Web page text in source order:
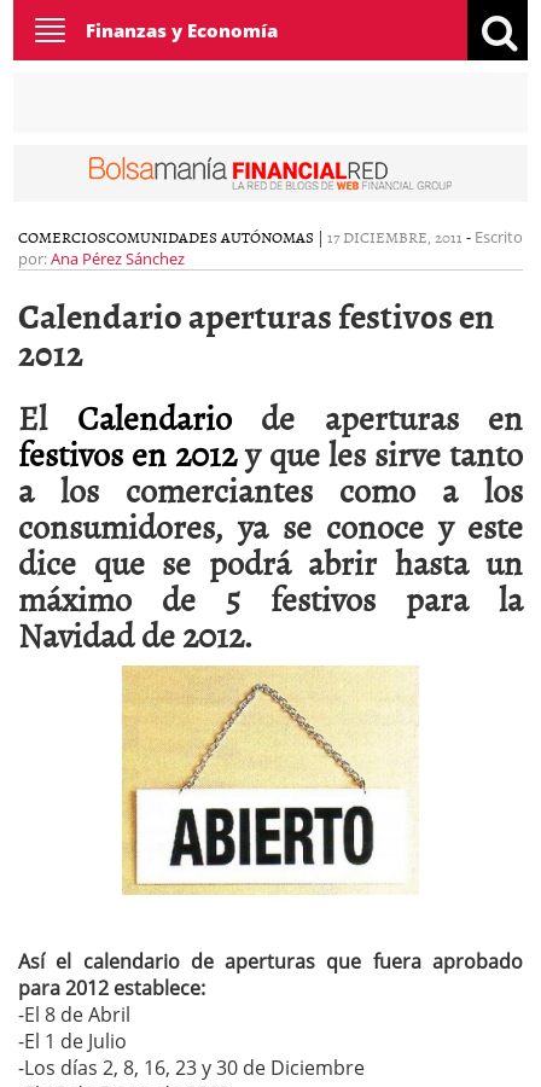
Toggle
navigation
Finanzas y Economía
COMERCIOSCOMUNIDADES AUTÓNOMAS | 17 DICIEMBRE, 2011 - Escrito
por:Ana Pérez Sánchez
Calendario aperturas festivos en
2012
El Calendario de aperturas en
festivos en 2012y que les sirve tanto
a los comerciantes como a los
consumidores, ya se conoce y este
dice que se podrá abrir hasta un
máximo de 5 festivos para la
Navidad de 2012.
Así el calendario de aperturas que fuera aprobado
para 2012 establece:
-El 8 de Abril
-El 1 de Julio
-Los días 2, 8, 16, 23 y 30 de Diciembre